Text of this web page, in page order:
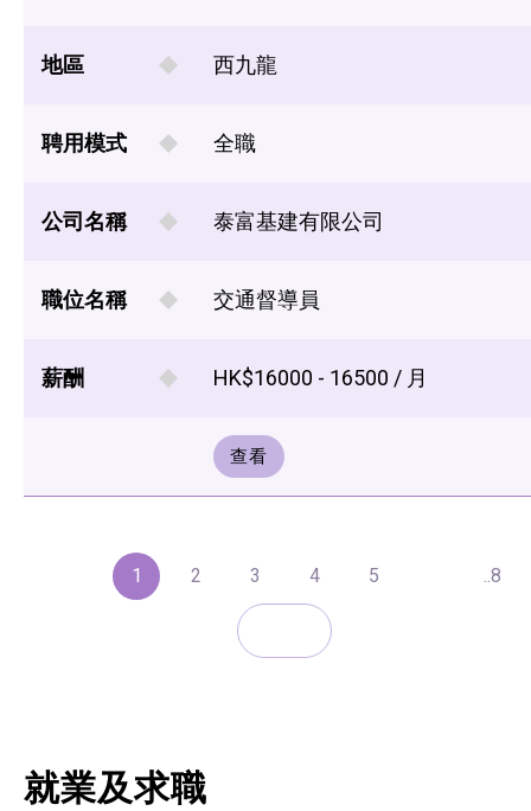
地區 西九龍
聘用模式 全職
公司名稱 泰富基建有限公司
職位名稱 交通督導員
薪酬 HK$16000 - 16500 / 月
查看
1 2 3 4 5 ..8
就業及求職